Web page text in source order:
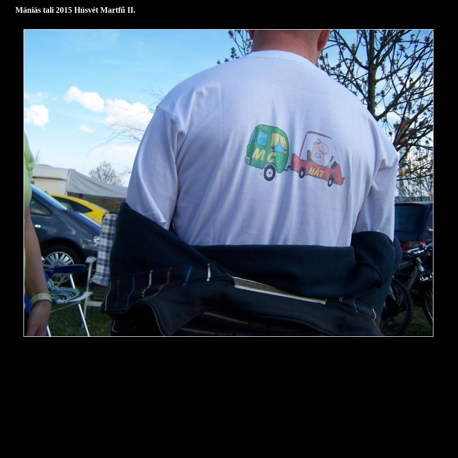
Mániás tali 2015 Húsvét Martfű II.